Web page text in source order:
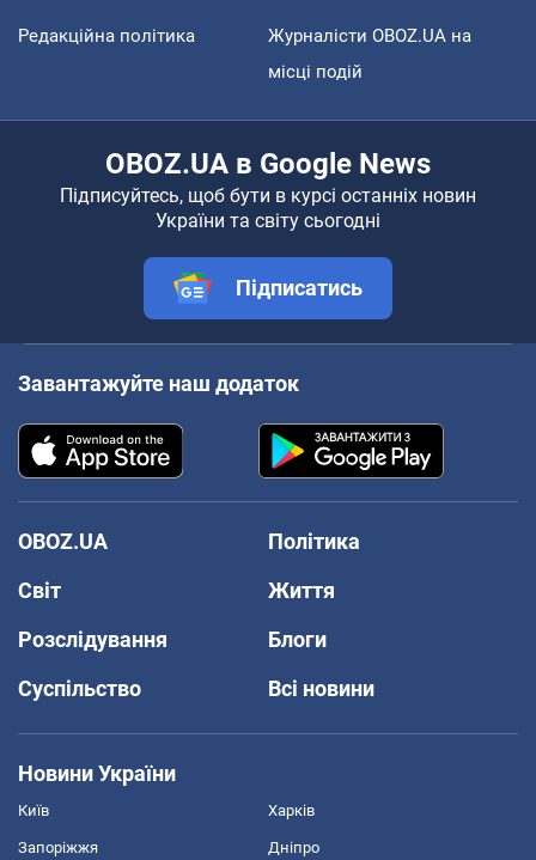
Редакційна політика
Журналісти OBOZ.UA на
місці подій
OBOZ.UA в Google News
Підписуйтесь, щоб бути в курсі останніх новин
України та світу сьогодні
Підписатись
Завантажуйте наш додаток
OBOZ.UA
Політика
Світ
Життя
Розслідування
Блоги
Суспільство
Всі новини
Новини України
Київ Харків
Запоріжжя Дніпро